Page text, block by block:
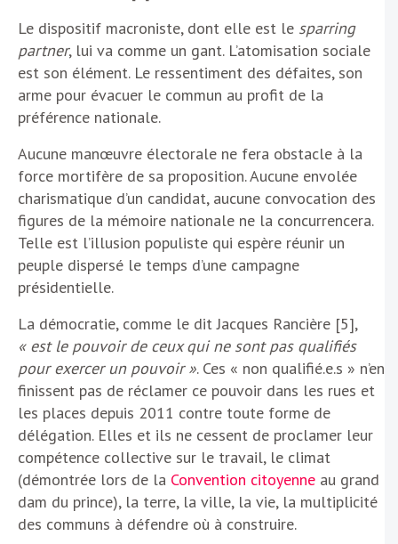
Le dispositif macroniste, dont elle est le sparring
partner, lui va comme un gant. L’atomisation sociale
est son élément. Le ressentiment des défaites, son
arme pour évacuer le commun au profit de la
préférence nationale.
Aucune manœuvre électorale ne fera obstacle à la
force mortifère de sa proposition. Aucune envolée
charismatique d’un candidat, aucune convocation des
figures de la mémoire nationale ne la concurrencera.
Telle est l’illusion populiste qui espère réunir un
peuple dispersé le temps d’une campagne
présidentielle.
La démocratie, comme le dit Jacques Rancière [5],
« est le pouvoir de ceux qui ne sont pas qualifiés
pour exercer un pouvoir ». Ces « non qualifié.e.s » n’en
finissent pas de réclamer ce pouvoir dans les rues et
les places depuis 2011 contre toute forme de
délégation. Elles et ils ne cessent de proclamer leur
compétence collective sur le travail, le climat
(démontrée lors de la Convention citoyenne au grand
dam du prince), la terre, la ville, la vie, la multiplicité
des communs à défendre où à construire.